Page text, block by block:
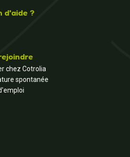
d'aide ?
chez Cotrolia
spontanée